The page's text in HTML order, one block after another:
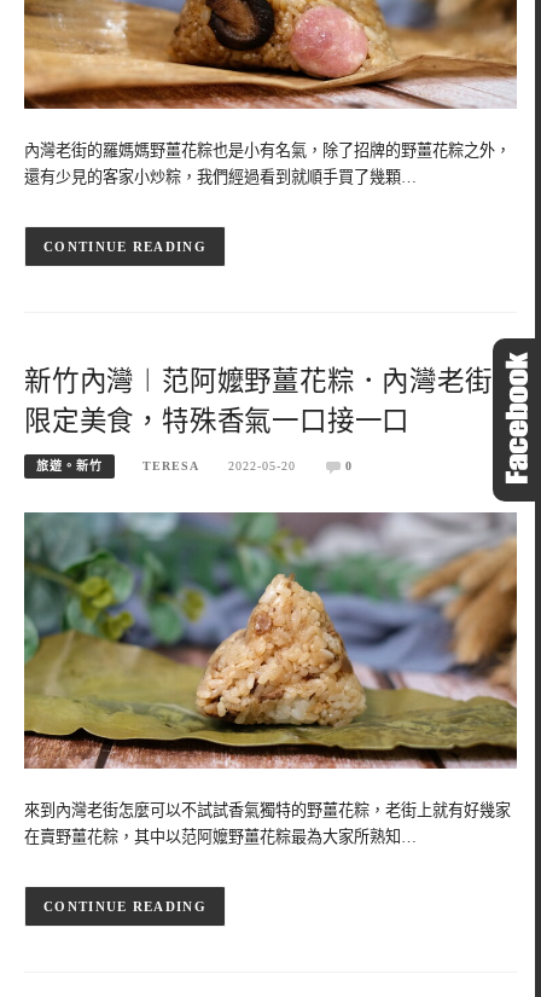
內灣老街的羅媽媽野薑花粽也是小有名氣，除了招牌的野薑花粽之外，
還有少見的客家小炒粽，我們經過看到就順手買了幾顆…
CONTINUE READING
新竹內灣︱范阿嬤野薑花粽．內灣老街
限定美食，特殊香氣一口接一口
旅遊。新竹 TERESA 2022-05-20 0
來到內灣老街怎麼可以不試試香氣獨特的野薑花粽，老街上就有好幾家
在賣野薑花粽，其中以范阿嬤野薑花粽最為大家所熟知…
CONTINUE READING